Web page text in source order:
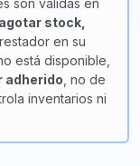
son válidas en
stock,
en su
está disponible,
adherido , no de
inventarios ni